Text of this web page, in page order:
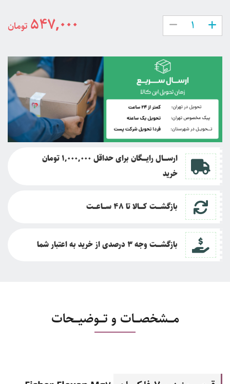
547,000 تومان
ارســــال رایــــگان برای حداقل 1,000,000 تومان
خرید
بازگشــــت کــــالا تا48 ســـاعـــت
بازگشــــت وجه 3 درصدی از خرید به اعتبار شما
مـــشخصـــات و تـــوضیـــحات